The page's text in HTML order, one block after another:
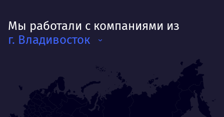
Мы работали с компаниями из
г. Владивосток